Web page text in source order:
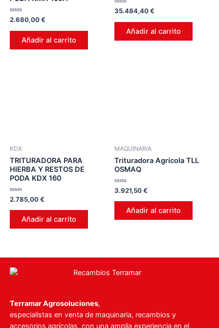
Valorado
0
2.680,00€
Añadir al carrito
Valorado
0
35.484,40€
Añadir al carrito
KDX
TRITURADORA PARA
HIERBA Y RESTOS DE
PODA KDX 160
Valorado
en
0
2.785,00€
Añadir al carrito
MAQUINARIA
Trituradora Agrícola TLL
OSMAQ
Valorado
en
0
3.921,50€
Añadir al carrito
Terramar Agrosoluciones,
especialistas en venta de maquinaria, recambios y
accesorios agrícolas, con una amplia experiencia en el